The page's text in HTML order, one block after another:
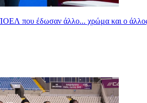
που έδωσαν άλλο... χρώμα και ο